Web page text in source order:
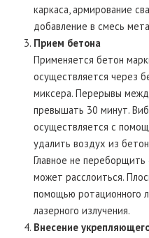
каркаса, армирование
добавление в смесь
Прием бетона
Применяется бетон
осуществляется через
миксера. Перерывы
превышать 30 минут.
осуществляется с
удалить воздух из
Главное не
может расслоиться.
помощью ротационного
лазерного излучения.
Внесение